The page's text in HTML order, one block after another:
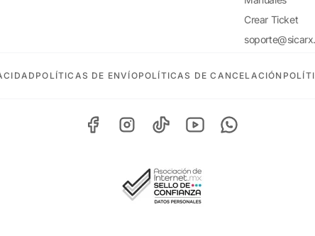
Crear Ticket
POLÍTICAS DE ENVÍOPOLÍTICAS DE CANCELACIÓN